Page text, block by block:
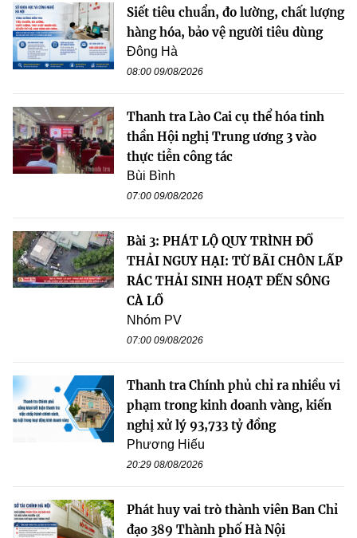
Siết tiêu chuẩn, đo lường, chất lượng
hàng hóa, bảo vệ người tiêu dùng
Đông Hà
08:00 09/08/2026
Thanh tra Lào Cai cụ thể hóa tinh
thần Hội nghị Trung ương 3 vào
thực tiễn công tác
Bùi Bình
07:00 09/08/2026
Bài 3: PHÁT LỘ QUY TRÌNH ĐỔ
THẢI NGUY HẠI: TỪ BÃI CHÔN LẤP
RÁC THẢI SINH HOẠT ĐẾN SÔNG
CÀ LỒ
Nhóm PV
07:00 09/08/2026
Thanh tra Chính phủ chỉ ra nhiều vi
phạm trong kinh doanh vàng, kiến
nghị xử lý 93,733 tỷ đồng
Phương Hiếu
20:29 08/08/2026
Phát huy vai trò thành viên Ban Chỉ
đạo 389 Thành phố Hà Nội